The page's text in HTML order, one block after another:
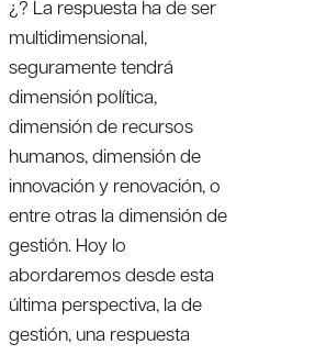
¿? La respuesta ha de ser
multidimensional,
seguramente tendrá
dimensión política,
dimensión de recursos
humanos, dimensión de
innovación y renovación, o
entre otras la dimensión de
gestión. Hoy lo
abordaremos desde esta
última perspectiva, la de
gestión, una respuesta